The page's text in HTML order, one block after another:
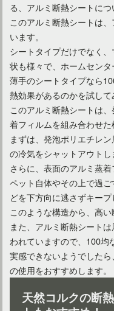
カーペットのダニ退治は
イギリスはカーペットを
フローリングにはカーペ
失敗しないカーペットの
カーペットの値段相場を
る、アルミ断熱シートにつ
このアルミ断熱シートは
います。
シートタイプだけでなく
状も様々で、ホームセンタ
薄手のシートタイプなら
熱効果があるのかを試して
このアルミ断熱シートは
着フィルムを組み合わせた
まずは、発泡ポリエチレ
の冷気をシャットアウトし
さらに、表面のアルミ蒸
ペット自体やその上で過
どを下方向に逃さずキープ
このような構造から、高い
また、アルミ断熱シート
われていますので、100均
実感できないようでした
の使用をおすすめします。
天然コルクの断